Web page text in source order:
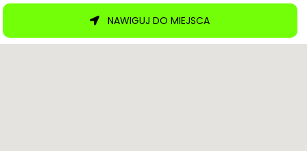
NAWIGUJ DO MIEJSCA